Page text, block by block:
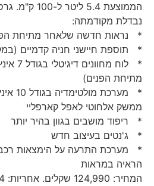
נבדלת מקודמתה:
* נראות חדשה שלאחר מתיחת
* תוספת חיישני חניה קדמיים
מתיחת הפנים)
ממשק אלחוטי לאפל קארפליי
* ריפוד מושבים בגוון בהיר יותר
* ג'נטים בעיצוב חדש
* מערכת התרעה על הימצאות
הראיה במראות